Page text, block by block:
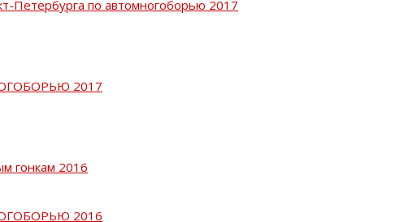
Петербурга по автомногоборью 2017
2017
гонкам 2016
2016